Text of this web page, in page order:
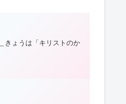
きょうは「キリストのか